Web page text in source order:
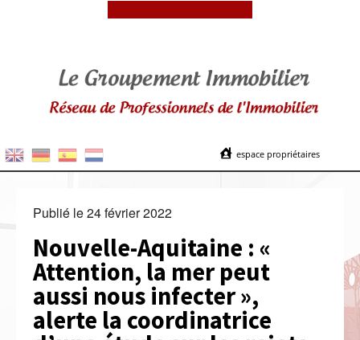
espace propriétaires
Publié le24 février 2022
Nouvelle-Aquitaine : «
Attention, la mer peut
aussi nous infecter »,
alerte la coordinatrice